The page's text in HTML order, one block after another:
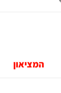
המציאון